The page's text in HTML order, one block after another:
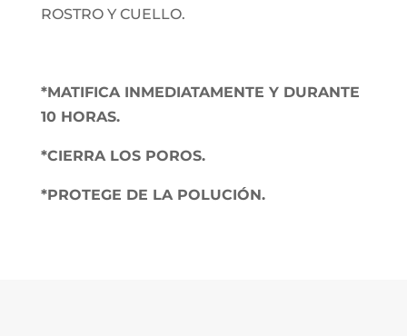
ROSTRO Y CUELLO.
*MATIFICA INMEDIATAMENTE Y DURANTE
10 HORAS.
*CIERRA LOS POROS.
*PROTEGE DE LA POLUCIÓN.